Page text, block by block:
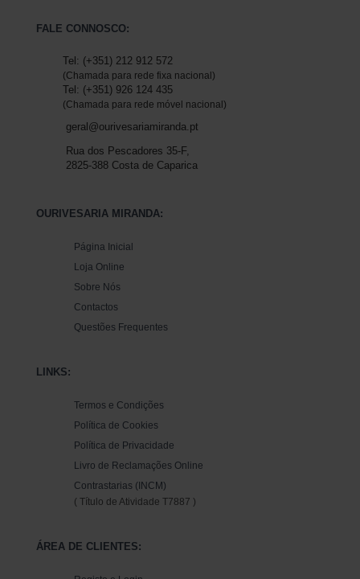
FALE CONNOSCO:
Tel: (+351) 212 912 572
(Chamada para rede fixa nacional)
Tel: (+351) 926 124 435
(Chamada para rede móvel nacional)
geral@ourivesariamiranda.pt
Rua dos Pescadores 35-F,
2825-388 Costa de Caparica
OURIVESARIA MIRANDA:
Página Inicial
Loja Online
Sobre Nós
Contactos
Questões Frequentes
LINKS:
Termos e Condições
Política de Cookies
Política de Privacidade
Livro de Reclamações Online
Contrastarias (INCM)
( Título de Atividade T7887 )
ÁREA DE CLIENTES: